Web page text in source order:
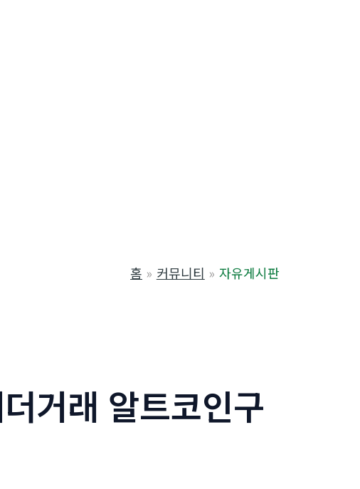
홈 커뮤니티 자유게시판
거래 알트코인구